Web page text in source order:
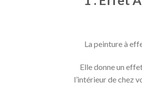
La peinture à
Elle donne un
l’intérieur de chez